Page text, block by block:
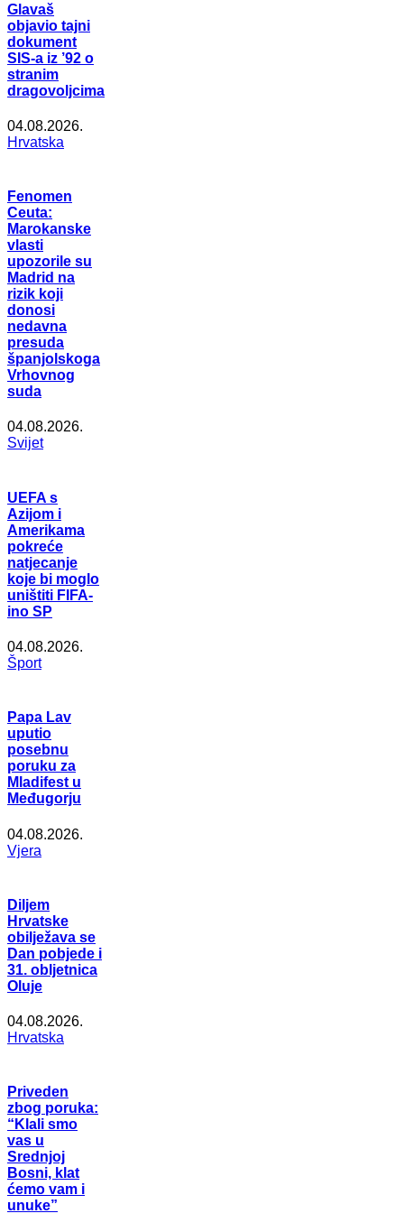
Glavaš
objavio tajni
dokument
SIS-a iz ’92 o
stranim
dragovoljcima
04.08.2026.
Hrvatska
Fenomen
Ceuta:
Marokanske
vlasti
upozorile su
Madrid na
rizik koji
donosi
nedavna
presuda
španjolskoga
Vrhovnog
suda
04.08.2026.
Svijet
UEFA s
Azijom i
Amerikama
pokreće
natjecanje
koje bi moglo
uništiti FIFA-
ino SP
04.08.2026.
Šport
Papa Lav
uputio
posebnu
poruku za
Mladifest u
Međugorju
04.08.2026.
Vjera
Diljem
Hrvatske
obilježava se
Dan pobjede i
31. obljetnica
Oluje
04.08.2026.
Hrvatska
Priveden
zbog poruka:
“Klali smo
vas u
Srednjoj
Bosni, klat
ćemo vam i
unuke”